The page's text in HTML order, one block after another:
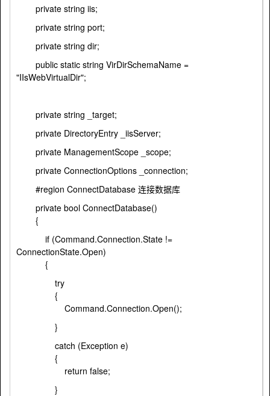
private string iis;
private string port;
private string dir;
public static string VirDirSchemaName =
"IIsWebVirtualDir";
private string _target;
private DirectoryEntry _iisServer;
private ManagementScope _scope;
private ConnectionOptions _connection;
#region ConnectDatabase 连接数据库
private bool ConnectDatabase()
{
if (Command.Connection.State !=
ConnectionState.Open)
{
try
{
Command.Connection.Open();
}
catch (Exception e)
{
return false;
}